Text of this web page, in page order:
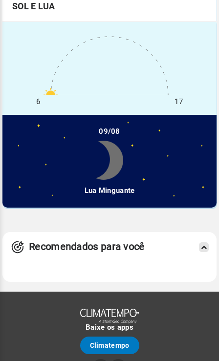
SOL E LUA
6 17
09/08
Lua Minguante
Recomendados para você
Baixe os apps
Climatempo